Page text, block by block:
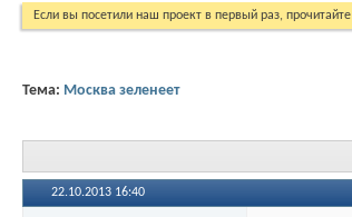
Если вы посетили наш проект в первый раз, прочитайте
Тема: Москва зеленеет
22.10.2013 16:40